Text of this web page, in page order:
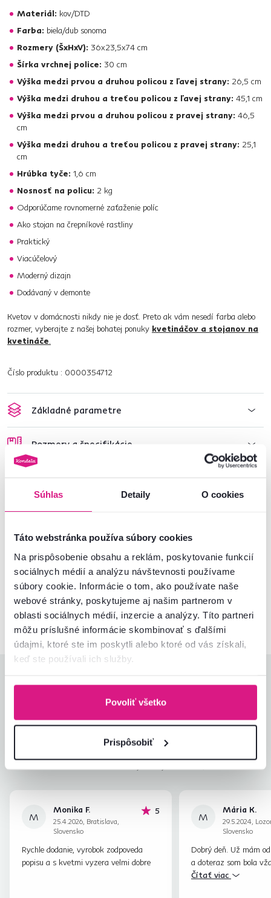
Súhlas Detaily O cookies
Táto webstránka používa súbory cookies
Na prispôsobenie obsahu a reklám, poskytovanie funkcií
sociálnych médií a analýzu návštevnosti používame
súbory cookie. Informácie o tom, ako používate naše
webové stránky, poskytujeme aj našim partnerom v
oblasti sociálnych médií, inzercie a analýzy. Títo partneri
môžu príslušné informácie skombinovať s ďalšími
údajmi, ktoré ste im poskytli alebo ktoré od vás získali,
keď ste používali ich služby.
Povoliť všetko
Prispôsobiť
Materiál: kov/DTD
Farba: biela/dub sonoma
Rozmery (ŠxHxV): 36x23,5x74 cm
Šírka vrchnej police: 30 cm
Výška medzi prvou a druhou policou z ľavej strany: 26,5 cm
Výška medzi druhou a treťou policou z ľavej strany: 45,1 cm
Výška medzi prvou a druhou policou z pravej strany: 46,5
cm
Výška medzi druhou a treťou policou z pravej strany: 25,1
cm
Hrúbka tyče: 1,6 cm
Nosnosť na policu: 2 kg
Odporúčame rovnomerné zaťaženie políc
Ako stojan na črepníkové rastliny
Praktický
Viacúčelový
Moderný dizajn
Dodávaný v demonte
Kvetov v domácnosti nikdy nie je dosť. Preto ak vám nesedí farba alebo
rozmer, vyberajte z našej bohatej ponuky kvetináčov a stojanov na
kvetináče.
Číslo produktu : 0000354712
Základné parametre
Rozmery a špecifikácie
Montážny návod
Nenašli ste požadované informácie?
Kontaktujte nás a my vám radi poradíme
02/ 40 100 100 Spustiť chat
Hodnotenia produktu
4,7
Jednoduchosť montáže
Kvalita výrobku
4,5
Zodpovedá očakávaniam
Zabalenie výrobku
M
Monika F.
25.4.2026, Bratislava,
Slovensko
5hviezdičiek
Rychle dodanie, vyrobok zodpoveda
popisu a s kvetmi vyzera velmi dobre
M
Mária K.
29.5.2024,
Slovensko
Dobrý deň. Už mám
a doteraz som bola
Prajem veľa
Čítať viac